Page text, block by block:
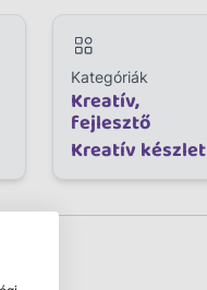
Kategóriák
Kreatív,
fejlesztő
Kreatív készlet